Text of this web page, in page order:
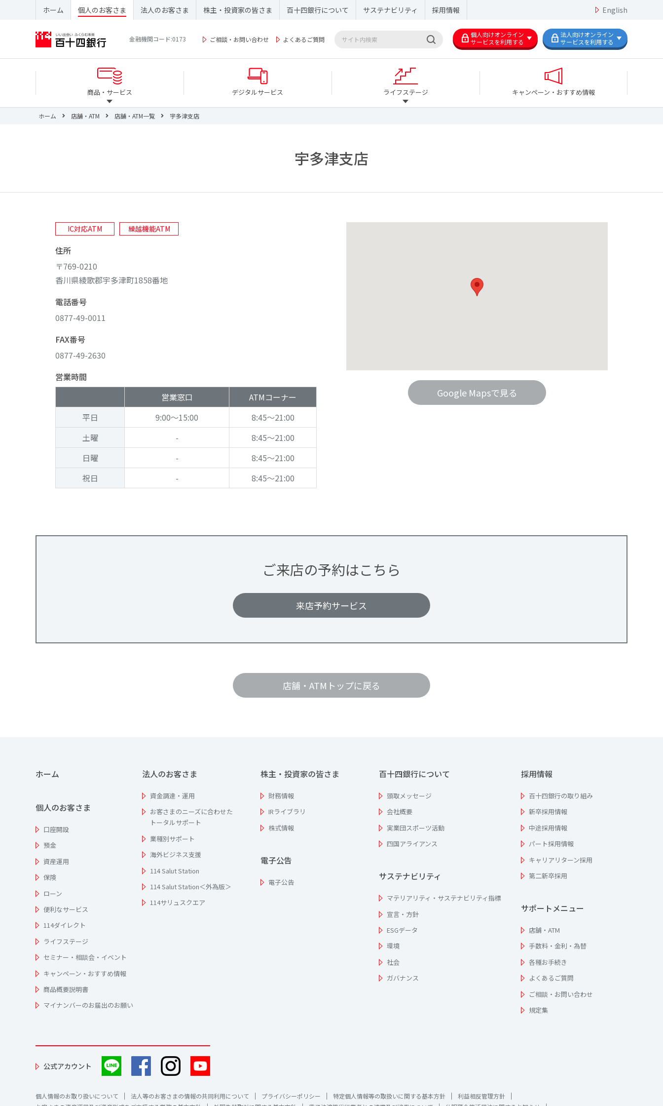
ホーム 個人のお客さま 法人のお客さま 株主・投資家の皆さま 百十四銀行について サステナビリティ 採用情報 English
金融機関コード:0173 ご相談・お問い合わせ よくあるご質問
個人向けオンライン
サービスを利用する
法人向けオンライン
サービスを利用する
商品・サービス デジタルサービス ライフステージ キャンペーン・おすすめ情報
ホーム 店舗・ATM 店舗・ATM一覧 宇多津支店
宇多津支店
IC対応ATM 繰越機能ATM
住所
〒769-0210
香川県綾歌郡宇多津町1858番地
電話番号
0877-49-0011
FAX番号
0877-49-2630
営業時間
営業窓口
ATMコーナー
平日
9:00～15:00
8:45～21:00
土曜
-
8:45～21:00
日曜
-
8:45～21:00
祝日
- 8:45～21:00
Google Mapsで見る
ご来店の予約はこちら
来店予約サービス
店舗・ATMトップに戻る
ホーム
個人のお客さま
口座開設
預金
資産運用
保険
ローン
便利なサービス
114ダイレクト
ライフステージ
セミナー・相談会・イベント
キャンペーン・おすすめ情報
商品概要説明書
マイナンバーのお届出のお願い
法人のお客さま
資金調達・運用
お客さまのニーズに合わせた
トータルサポート
業種別サポート
海外ビジネス支援
114 Salut Station
114 Salut Station＜外為版＞
114サリュスクエア
株主・投資家の皆さま
財務情報
IRライブラリ
株式情報
電子公告
電子公告
百十四銀行について
頭取メッセージ
会社概要
実業団スポーツ活動
四国アライアンス
サステナビリティ
マテリアリティ・サステナビリティ指標
宣言・方針
ESGデータ
環境
社会
ガバナンス
採用情報
百十四銀行の取り組み
新卒採用情報
中途採用情報
パート採用情報
キャリアリターン採用
第二新卒採用
サポートメニュー
店舗・ATM
手数料・金利・為替
各種お手続き
よくあるご質問
ご相談・お問い合わせ
規定集
公式アカウント
個人情報のお取り扱いについて 法人等のお客さまの情報の共同利用について プライバシーポリシー 特定個人情報等の取扱いに関する基本方針
利益相反管理方針